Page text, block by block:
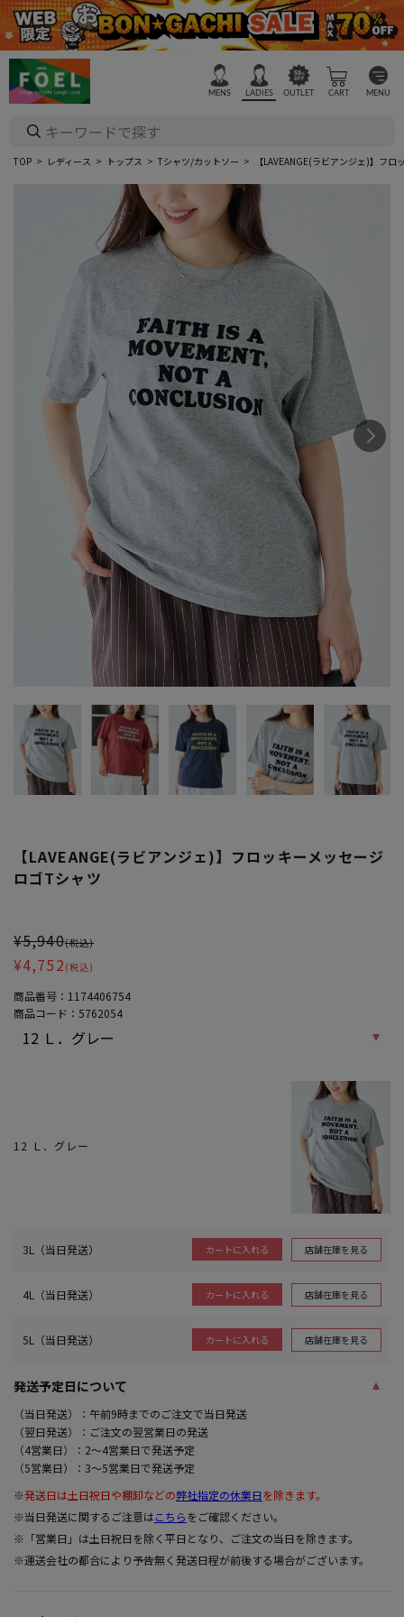
MENS LADIES OUTLET CART MENU
TOP レディース トップス Tシャツ/カットソー 【LAVEANGE(ラビアンジェ)】フ
【LAVEANGE(ラビアンジェ)】フロッキーメッセージ
ロゴTシャツ
¥5,940(税込)
¥4,752 (税込)
商品番号： 1174406754
商品コード： 5762054
12 Ｌ．グレー
3L（当日発送） カートに入れる 店舗在庫を見る
4L（当日発送） カートに入れる 店舗在庫を見る
5L（当日発送） カートに入れる 店舗在庫を見る
発送予定日について
（当日発送）：午前9時までのご注文で当日発送
（翌日発送）：ご注文の翌営業日の発送
（4営業日）：2～4営業日で発送予定
（5営業日）：3～5営業日で発送予定
※発送日は土日祝日や棚卸などの弊社指定の休業日を除きます。
※当日発送に関するご注意はこちらをご確認ください。
※「営業日」は土日祝日を除く平日となり、ご注文の当日を除きます。
※運送会社の都合により予告無く発送日程が前後する場合がございます。